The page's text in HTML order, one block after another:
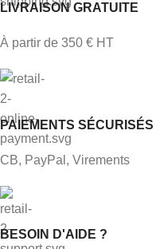
LIVRAISON GRATUITE
À partir de 350 € HT
PAIEMENTS SÉCURISÉS
CB, PayPal, Virements
BESOIN D'AIDE ?